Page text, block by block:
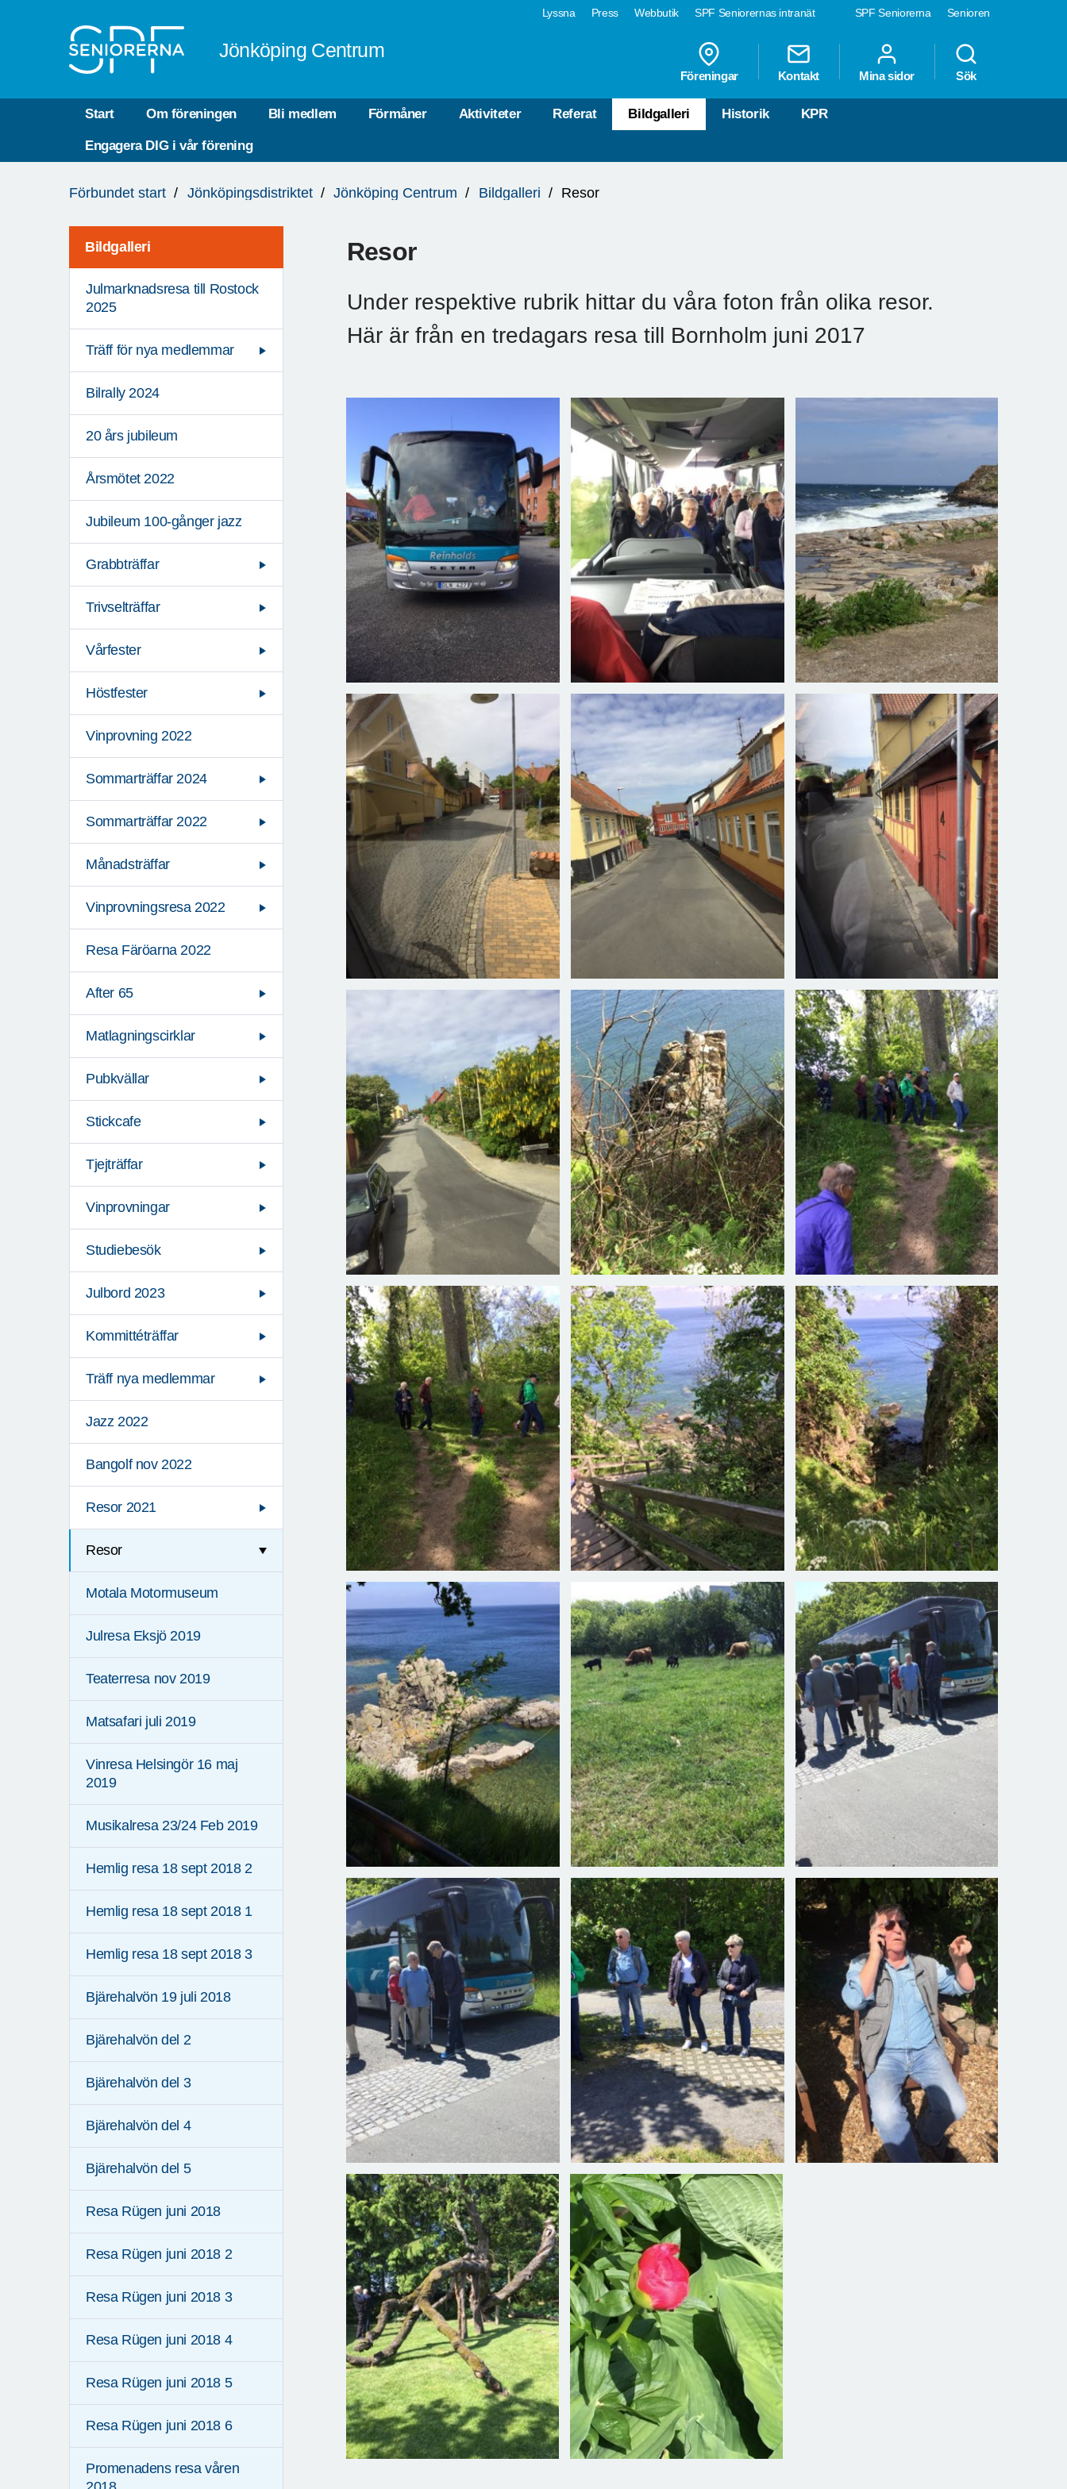
SPF Seniorerna Senioren
Lyssna Press Webbutik SPF Seniorernas intranät
Jönköping Centrum
Föreningar Kontakt Mina sidor Sök
Start Om föreningen Bli medlem Förmåner Aktiviteter Referat Bildgalleri Historik KPR
Engagera DIG i vår förening
är
Förbundet start Jönköpingsdistriktet Jönköping Centrum Bildgalleri Resor
Bildgalleri
Julmarknadsresa till Rostock
2025
Träff för nya medlemmar
Bilrally 2024
20 års jubileum
Årsmötet 2022
Jubileum 100-gånger jazz
Grabbträffar
Trivselträffar
Vårfester
Höstfester
Vinprovning 2022
Sommarträffar 2024
Sommarträffar 2022
Månadsträffar
Vinprovningsresa 2022
Resa Färöarna 2022
After 65
Matlagningscirklar
Pubkvällar
Stickcafe
Tjejträffar
Vinprovningar
Studiebesök
Julbord 2023
Kommittéträffar
Träff nya medlemmar
Jazz 2022
Bangolf nov 2022
Resor 2021
Resor
Motala Motormuseum
Julresa Eksjö 2019
Teaterresa nov 2019
Matsafari juli 2019
Vinresa Helsingör 16 maj
2019
Musikalresa 23/24 Feb 2019
Hemlig resa 18 sept 2018 2
Hemlig resa 18 sept 2018 1
Hemlig resa 18 sept 2018 3
Bjärehalvön 19 juli 2018
Bjärehalvön del 2
Bjärehalvön del 3
Bjärehalvön del 4
Bjärehalvön del 5
Resa Rügen juni 2018
Resa Rügen juni 2018 2
Resa Rügen juni 2018 3
Resa Rügen juni 2018 4
Resa Rügen juni 2018 5
Resa Rügen juni 2018 6
Promenadens resa våren
Resor
Under respektive rubrik hittar du våra foton från olika resor.
Här är från en tredagars resa till Bornholm juni 2017